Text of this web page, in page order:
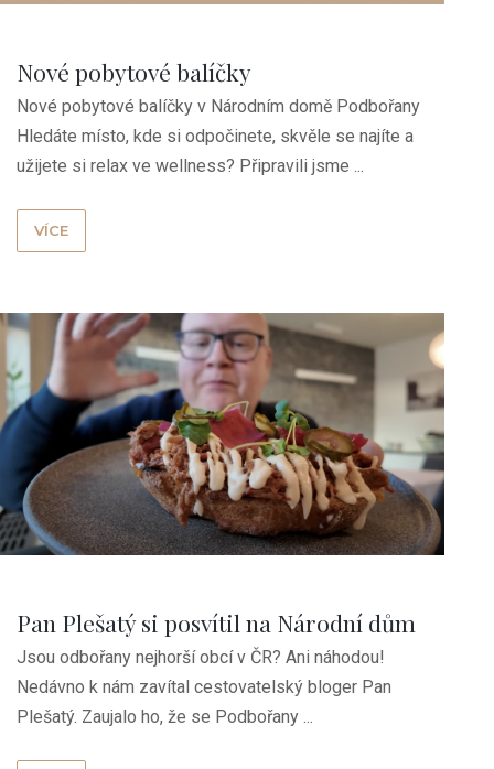
Nové pobytové balíčky
Nové pobytové balíčky v Národním domě Podbořany
Hledáte místo, kde si odpočinete, skvěle se najíte a
užijete si relax ve wellness? Připravili jsme ...
VÍCE
Pan Plešatý si posvítil na Národní dům
Jsou odbořany nejhorší obcí v ČR? Ani náhodou!
Nedávno k nám zavítal cestovatelský bloger Pan
Plešatý. Zaujalo ho, že se Podbořany ...